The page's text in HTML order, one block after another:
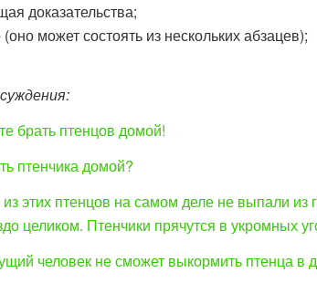
доказательства;
(оно может состоять из нескольких абзацев);
брать птенцов домой!
птенчика домой?
этих птенцов на самом деле не выпали из
целиком. Птенчики прячутся в укромных
человек не сможет выкормить птенца в